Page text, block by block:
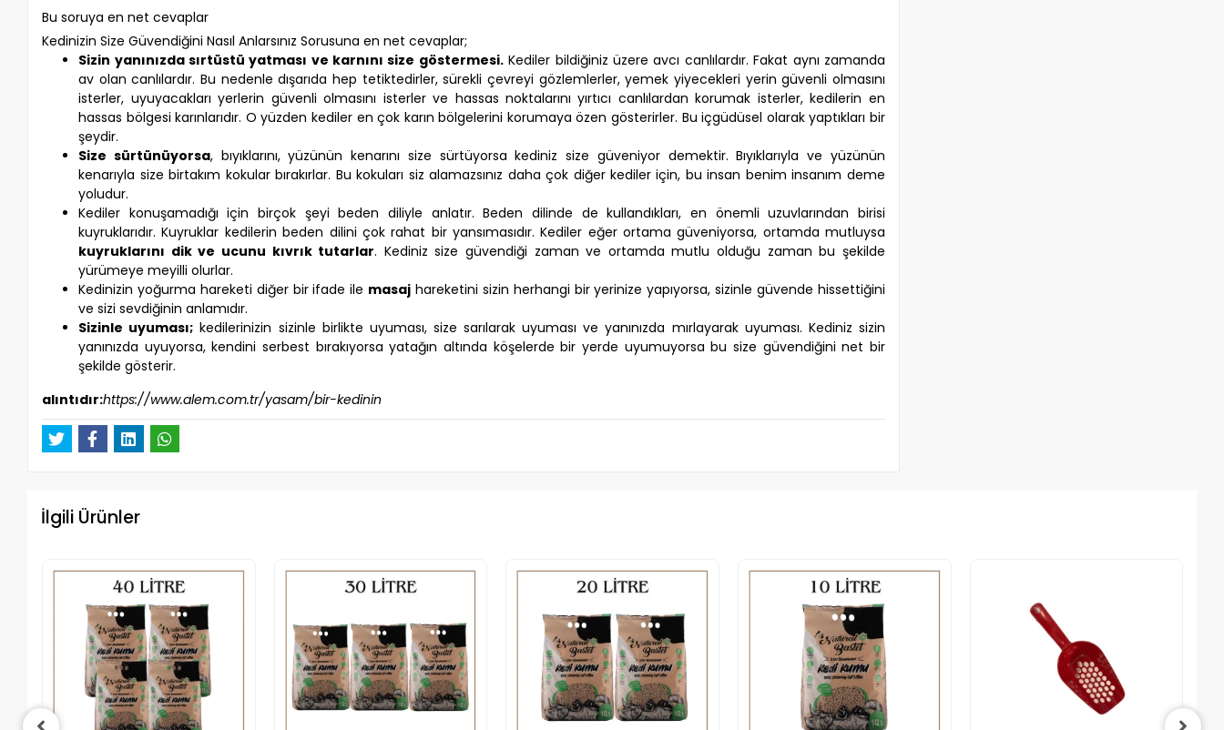
Bu soruya en net cevaplar
Kedinizin Size Güvendiğini Nasıl Anlarsınız Sorusuna en net cevaplar;
Sizin yanınızda sırtüstü yatması ve karnını size göstermesi.Kediler bildiğiniz üzere avcı canlılardır. Fakat aynı zamanda
av olan canlılardır. Bu nedenle dışarıda hep tetiktedirler, sürekli çevreyi gözlemlerler, yemek yiyecekleri yerin güvenli olmasını
isterler, uyuyacakları yerlerin güvenli olmasını isterler ve hassas noktalarını yırtıcı canlılardan korumak isterler, kedilerin en
hassas bölgesi karınlarıdır. O yüzden kediler en çok karın bölgelerini korumaya özen gösterirler. Bu içgüdüsel olarak yaptıkları bir
şeydir.
Size sürtünüyorsa, bıyıklarını, yüzünün kenarını size sürtüyorsa kediniz size güveniyor demektir. Bıyıklarıyla ve yüzünün
kenarıyla size birtakım kokular bırakırlar. Bu kokuları siz alamazsınız daha çok diğer kediler için, bu insan benim insanım deme
yoludur.
Kediler konuşamadığı için birçok şeyi beden diliyle anlatır. Beden dilinde de kullandıkları, en önemli uzuvlarından birisi
kuyruklarıdır. Kuyruklar kedilerin beden dilini çok rahat bir yansımasıdır. Kediler eğer ortama güveniyorsa, ortamda mutluysa
kuyruklarını dik ve ucunu kıvrık tutarlar. Kediniz size güvendiği zaman ve ortamda mutlu olduğu zaman bu şekilde
yürümeye meyilli olurlar.
Kedinizin yoğurma hareketi diğer bir ifade ile masaj hareketini sizin herhangi bir yerinize yapıyorsa, sizinle güvende hissettiğini
ve sizi sevdiğinin anlamıdır.
Sizinle uyuması; kedilerinizin sizinle birlikte uyuması, size sarılarak uyuması ve yanınızda mırlayarak uyuması. Kediniz sizin
yanınızda uyuyorsa, kendini serbest bırakıyorsa yatağın altında köşelerde bir yerde uyumuyorsa bu size güvendiğini net bir
şekilde gösterir.
alıntıdır:https://www.alem.com.tr/yasam/bir-kedinin
İlgili Ürünler